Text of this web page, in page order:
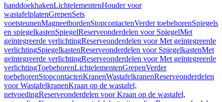
handdoekhakenLichtelementenHouder voor
wastafelplatenGrepenSets
voetsteunenMagneetbordenStopcontactenVerder toebehorenSpiegels
en spiegelkastenSpiegelReserveonderdelen voor SpiegelMet
geïntegreerde verlichtingReserveonderdelen voor Met geïntegreerde
verlichtingSpiegelkastenReserveonderdelen voor SpiegelkastenMet
geïntegreerde verlichtingReserveonderdelen voor Met geïntegreerde
verlichtingToebehorenLichtelementenGrepenVerder
toebehorenStopcontactenKranenWastafelkranenReserveonderdelen
voor WastafelkranenKraan op de wastafel,
netvoedingReserveonderdelen voor Kraan op de wastafel,